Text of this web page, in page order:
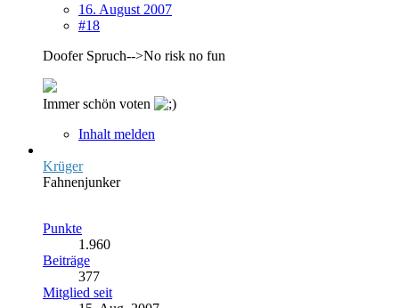
16. August 2007
#18
Doofer Spruch-->No risk no fun
Immer schön voten
Inhalt melden
Krüger
Fahnenjunker
Punkte
1.960
Beiträge
377
Mitglied seit